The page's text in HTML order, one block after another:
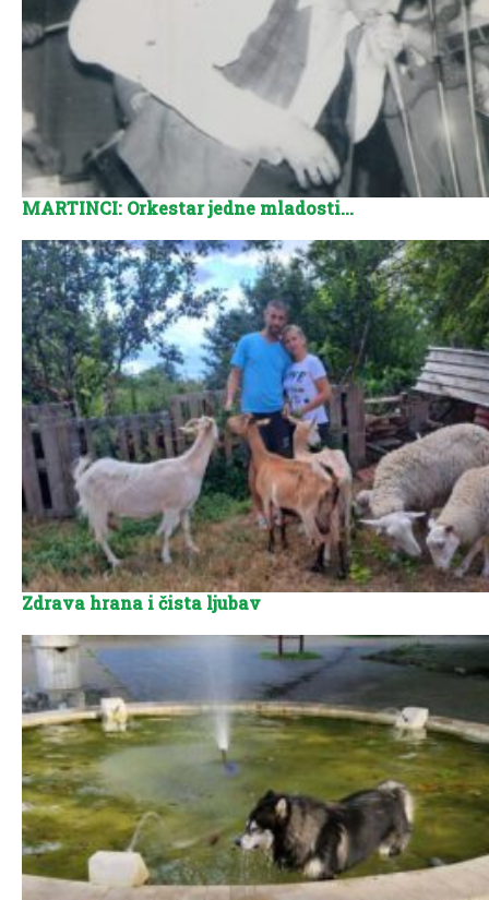
MARTINCI: Orkestar jedne mladosti…
Zdrava hrana i čista ljubav